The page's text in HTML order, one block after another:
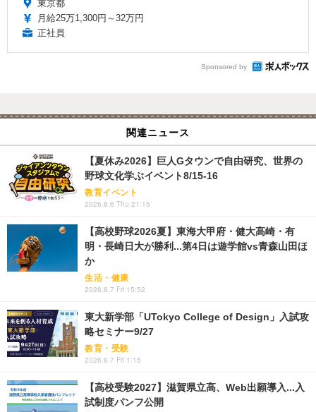
東京都
月給25万1,300円～32万円
正社員
Sponsored by
関連ニュース
【夏休み2026】巨人Gタウンで自由研究、世界の
野球文化学ぶイベント8/15-16
教育イベント
2026.8.6 Thu 21:15
【高校野球2026夏】東海大甲府・健大高崎・有
明・長崎日大が勝利...第4日は遊学館vs青森山田ほ
か
生活・健康
2026.8.7 Fri 15:52
東大新学部「UTokyo College of Design」入試攻
略セミナー9/27
教育・受験
2026.8.7 Fri 1:15
【高校受験2027】滋賀県立高、Web出願導入...入
試制度パンフ公開